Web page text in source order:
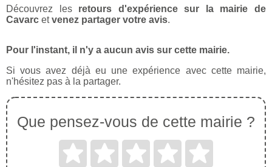
Découvrez les retours d'expérience sur la mairie de
Cavarc etvenez partager votre avis.
Pour l'instant, il n'y a aucun avis sur cette mairie.
Si vous avez déjà eu une expérience avec cette mairie,
n'hésitez pas à la partager.
Que pensez-vous de cette mairie ?